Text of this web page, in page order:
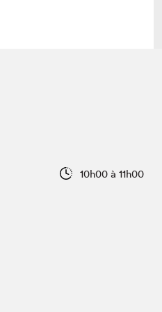
Vidéos et balados10h00 à 11h00